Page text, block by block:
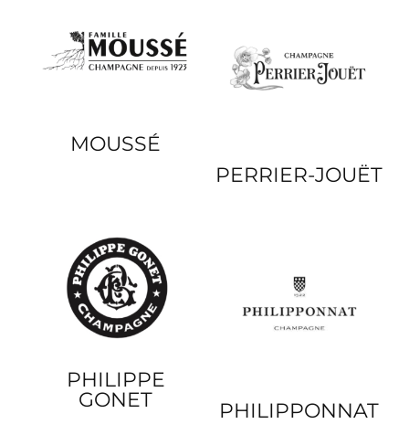
MOUSSÉ
PERRIER-JOUËT
PHILIPPE
GONET
PHILIPPONNAT